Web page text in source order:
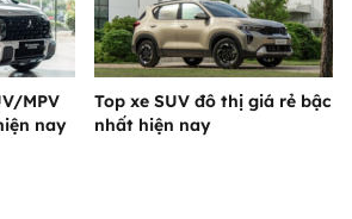
MPV
nay
Top xe SUV đô thị giá rẻ bậc
nhất hiện nay